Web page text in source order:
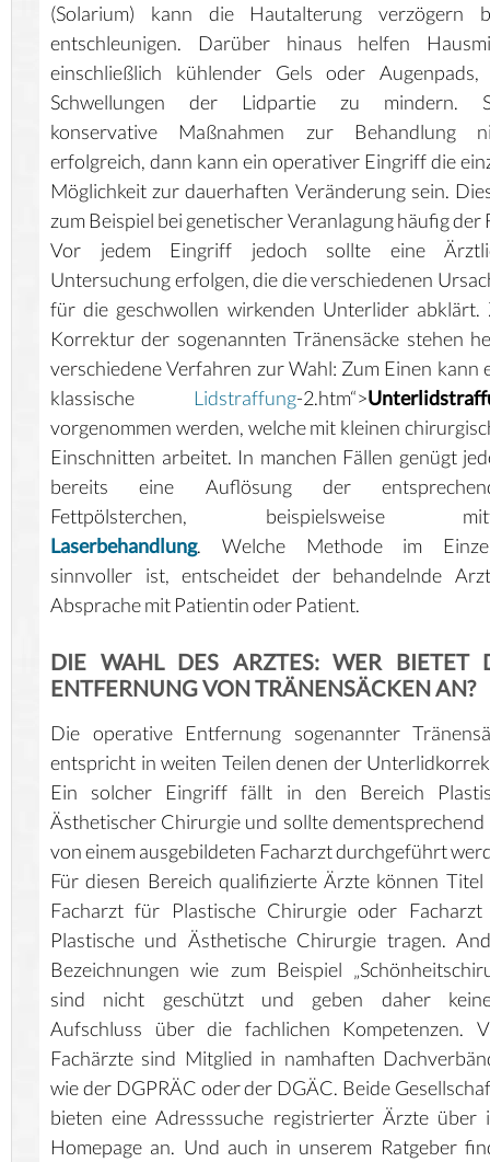
(Solarium) kann die Hautalterung verzögern
entschleunigen. Darüber hinaus helfen
einschließlich kühlender Gels oder Augenpads,
Schwellungen der Lidpartie zu mindern.
konservative Maßnahmen zur Behandlung
erfolgreich, dann kann ein operativer Eingriff die
Möglichkeit zur dauerhaften Veränderung sein.
zum Beispiel bei genetischer Veranlagung häufig der
Vor jedem Eingriff jedoch sollte eine
Untersuchung erfolgen, die die verschiedenen
für die geschwollen wirkenden Unterlider abklärt.
Korrektur der sogenannten Tränensäcke stehen
verschiedene Verfahren zur Wahl: Zum Einen kann
klassische Lidstraffung-2.htm“>
vorgenommen werden, welche mit kleinen
Einschnitten arbeitet. In manchen Fällen genügt
bereits eine Auflösung der
Fettpölsterchen, beispielsweise
Laserbehandlung. Welche Methode im
sinnvoller ist, entscheidet der behandelnde
Absprache mit Patientin oder Patient.
DIE WAHL DES ARZTES: WER BIETET
ENTFERNUNG VON TRÄNENSÄCKEN AN?
Die operative Entfernung sogenannter
entspricht in weiten Teilen denen der
Ein solcher Eingriff fällt in den Bereich
Ästhetischer Chirurgie und sollte dementsprechend
von einem ausgebildeten Facharzt durchgeführt
Für diesen Bereich qualifizierte Ärzte können Titel
Facharzt für Plastische Chirurgie oder
Plastische und Ästhetische Chirurgie tragen.
Bezeichnungen wie zum Beispiel
sind nicht geschützt und geben daher
Aufschluss über die fachlichen Kompetenzen.
Fachärzte sind Mitglied in namhaften
wie der DGPRÄC oder der DGÄC. Beide
bieten eine Adresssuche registrierter Ärzte über
Homepage an. Und auch in unserem Ratgeber